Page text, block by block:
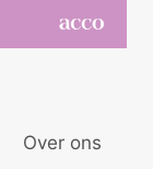
Over ons